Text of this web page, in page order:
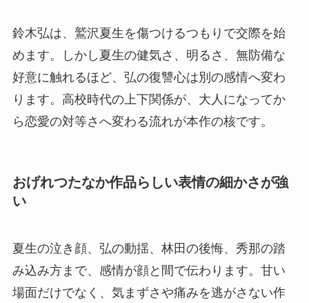
鈴木弘は、鷲沢夏生を傷つけるつもりで交際を始
めます。しかし夏生の健気さ、明るさ、無防備な
好意に触れるほど、弘の復讐心は別の感情へ変わ
ります。高校時代の上下関係が、大人になってか
ら恋愛の対等さへ変わる流れが本作の核です。
おげれつたなか作品らしい表情の細かさが強
い
夏生の泣き顔、弘の動揺、林田の後悔、秀那の踏
み込み方まで、感情が顔と間で伝わります。甘い
場面だけでなく、気まずさや痛みを逃がさない作